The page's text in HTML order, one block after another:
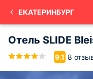
ЕКАТЕРИНБУРГ
Отель SLIDE
9.1 8